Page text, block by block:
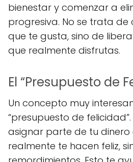
bienestar y comenzar a
progresiva. No se trata
que te gusta, sino de
que realmente disfrutas.
El “Presupuesto de
Un concepto muy
“presupuesto de
asignar parte de tu dinero
realmente te hacen feliz,